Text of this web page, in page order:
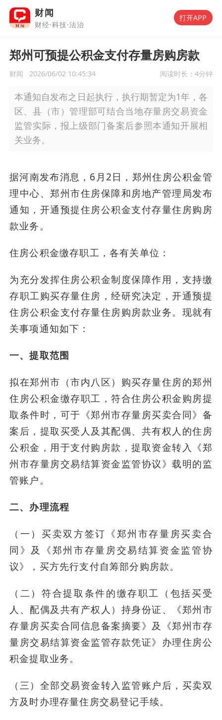
财闻
财经·科技·法治
打开APP
郑州可预提公积金支付存量房购房款
财闻 2026/06/02 10:45:34 阅读时长： 4分钟
本通知自发布之日起执行，执行期暂定为1年，各
区、县（市）管理部可结合当地存量房交易资金
监管实际，报上级部门备案后参照本通知开展相
关业务。
据河南发布消息，6月2日，郑州住房公积金管
理中心、郑州市住房保障和房地产管理局发布
通知，开通预提住房公积金支付存量住房购房
款业务。
住房公积金缴存职工，各有关单位：
为充分发挥住房公积金制度保障作用，支持缴
存职工购买存量住房，经研究决定，开通预提
住房公积金支付存量住房购房款业务。现就有
关事项通知如下：
一、提取范围
拟在郑州市（市内八区）购买存量住房的郑州
住房公积金缴存职工，符合住房公积金购房提
取条件时，可于《郑州市存量房买卖合同》备
案后，提取买受人及其配偶、共有权人的住房
公积金，用于支付购房款，提取资金转入《郑
州市存量房交易结算资金监管协议》载明的监
管账户。
二、办理流程
（一）买卖双方签订《郑州市存量房买卖合
同》及《郑州市存量房交易结算资金监管协
议》，买方先行支付自筹部分购房款。
（二）符合提取条件的缴存职工（包括买受
人、配偶及共有产权人）持身份证、《郑州市
存量房买卖合同信息备案摘要》及《郑州市存
量房交易结算资金监管存款凭证》办理住房公
积金提取业务。
（三）全部交易资金转入监管账户后，买卖双
方及时办理存量住房交易登记手续。